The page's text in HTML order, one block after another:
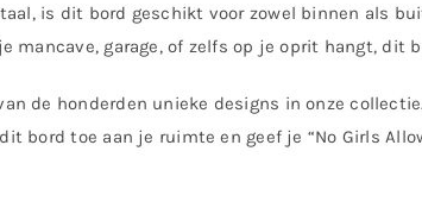
is dit bord geschikt voor zowel binnen als
mancave, garage, of zelfs op je oprit hangt, dit
de honderden unieke designs in onze
bord toe aan je ruimte en geef je “No Girls